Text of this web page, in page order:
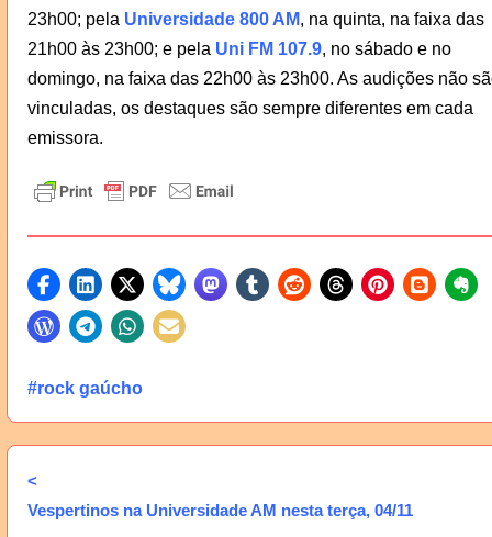
23h00; pela Universidade 800 AM, na quinta, na faixa das
21h00 às 23h00; e pela Uni FM 107.9, no sábado e no
domingo, na faixa das 22h00 às 23h00. As audições não
vinculadas, os destaques são sempre diferentes em cada
emissora.
#rock gaúcho
<
Vespertinos na Universidade AM nesta terça, 04/11